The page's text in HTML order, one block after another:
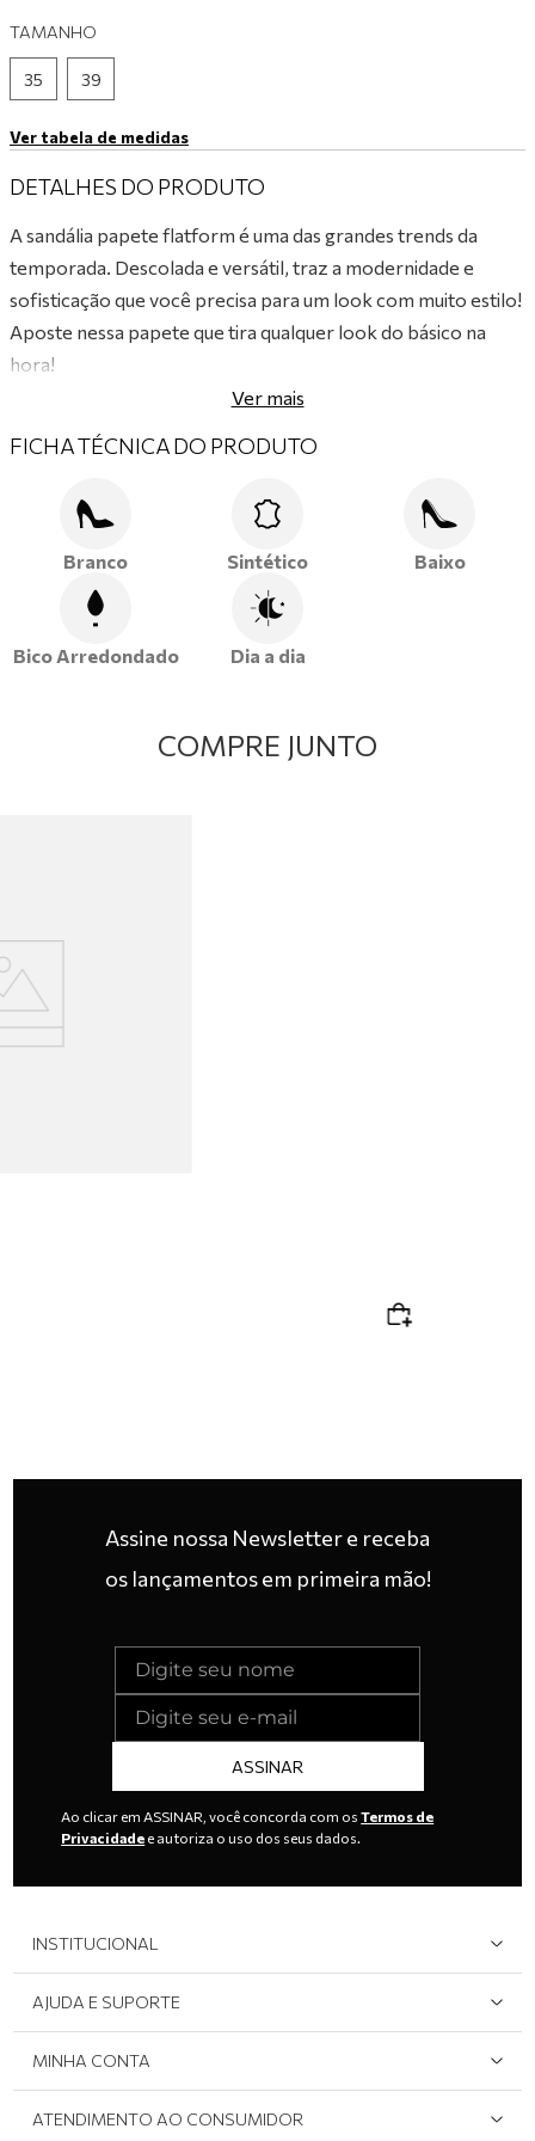
TAMANHO
35 39
Ver tabela de medidas
DETALHES DO PRODUTO
A sandália papete flatform é uma das grandes trends da
temporada. Descolada e versátil, traz a modernidade e
sofisticação que você precisa para um look com muito estilo!
Aposte nessa papete que tira qualquer look do básico na
hora!
Ver mais
FICHA TÉCNICA DO PRODUTO
Branco Sintético Baixo
Bico Arredondado Dia a dia
COMPRE JUNTO
Assine nossa Newsletter e receba
os lançamentos em primeira mão!
ASSINAR
Ao clicar em ASSINAR, você concorda com osTermos de
Privacidade e autoriza o uso dos seus dados.
INSTITUCIONAL
Área do Lojista
AJUDA E SUPORTE
Políticas de Privacidade
MINHA CONTA
ATENDIMENTO AO CONSUMIDOR
9º
tênis branco
tênis preto